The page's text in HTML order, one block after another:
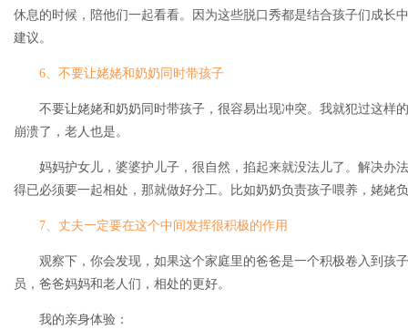
休息的时候，陪他们一起看看。因为这些脱口秀都是结合孩子们成长
建议。
6、不要让姥姥和奶奶同时带孩子
不要让姥姥和奶奶同时带孩子，很容易出现冲突。我就犯过这样
崩溃了，老人也是。
妈妈护女儿，婆婆护儿子，很自然，掐起来就没法儿了。解决办
得已必须要一起相处，那就做好分工。比如奶奶负责孩子喂养，姥姥
7、丈夫一定要在这个中间发挥很积极的作用
观察下，你会发现，如果这个家庭里的爸爸是一个积极卷入到孩
员，爸爸妈妈和老人们，相处的更好。
我的亲身体验：